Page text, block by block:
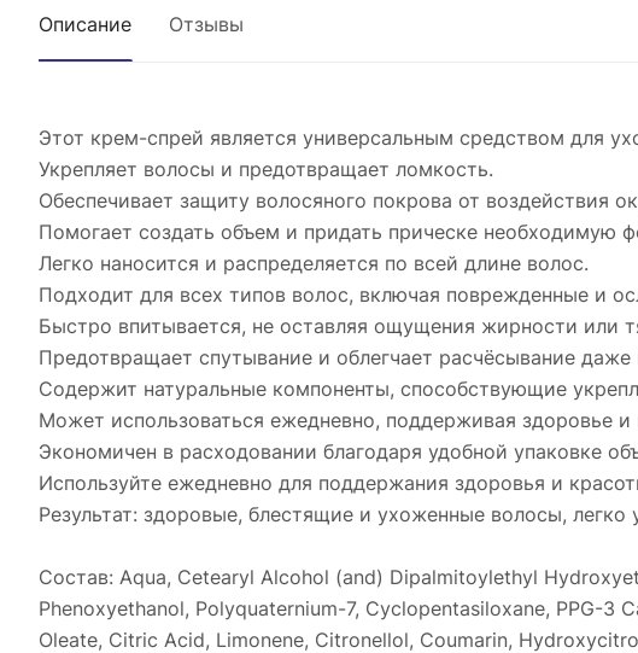
Описание Отзывы
Этот крем-спрей является универсальным средством для
Укрепляет волосы и предотвращает ломкость.
Обеспечивает защиту волосяного покрова от воздействия
Помогает создать объем и придать прическе необходимую
Легко наносится и распределяется по всей длине волос.
Подходит для всех типов волос, включая поврежденные и
Быстро впитывается, не оставляя ощущения жирности или
Предотвращает спутывание и облегчает расчёсывание
Содержит натуральные компоненты, способствующие
Может использоваться ежедневно, поддерживая здоровье и
Экономичен в расходовании благодаря удобной упаковке
Используйте ежедневно для поддержания здоровья и
Результат: здоровые, блестящие и ухоженные волосы,
Состав: Aqua, Cetearyl Alcohol (and) Dipalmitoylethyl
Phenoxyethanol, Polyquaternium-7, Cyclopentasiloxane, PPG-3
Oleate, Citric Acid, Limonene, Citronellol, Coumarin,